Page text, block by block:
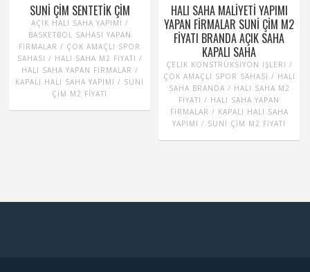
SUNI ÇIM SENTETIK ÇIM
AÇIK HALI SAHA YAPIMI /
BASKETBOL SAHASI YAPAN
FIRMALAR / ÇOK AMAÇLI SPOR
SAHASI / HALI SAHA M2 FIYATI /
HALI SAHA YAPAN FIRMALAR /
KAPALI HALI SAHA YAPIMI / SUNI
ÇIM M2 FIYATI
HALI SAHA MALIYETI YAPIMI
YAPAN FIRMALAR SUNI ÇIM M2
FIYATI BRANDA AÇIK SAHA
KAPALI SAHA
ÇELIK KONSTRÜKSIYON İŞLERI /
ÇOK AMAÇLI SPOR SAHASI / HALI
SAHA BRANDA / HALI SAHA M2
FIYATI / HALI SAHA YAPAN
FIRMALAR / KAPALI HALI SAHA
YAPIMI / SUNI ÇIM M2 FIYATI